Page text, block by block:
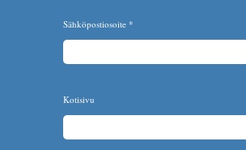
Sähköpostiosoite *
Kotisivu